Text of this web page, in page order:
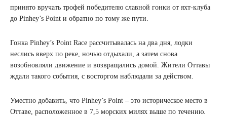
принято вручать трофей победителю славной гонки от яхт-клуба
до Pinhey’s Point и обратно по тому же пути.
Гонка Pinhey’s Point Race рассчитывалась на два дня, лодки
неслись вверх по реке, ночью отдыхали, а затем снова
возобновляли движение и возвращались домой. Жители Оттавы
ждали такого события, с восторгом наблюдали за действом.
Уместно добавить, что Pinhey’s Point – это историческое место в
Оттаве, расположенное в 7,5 морских милях выше по течению.